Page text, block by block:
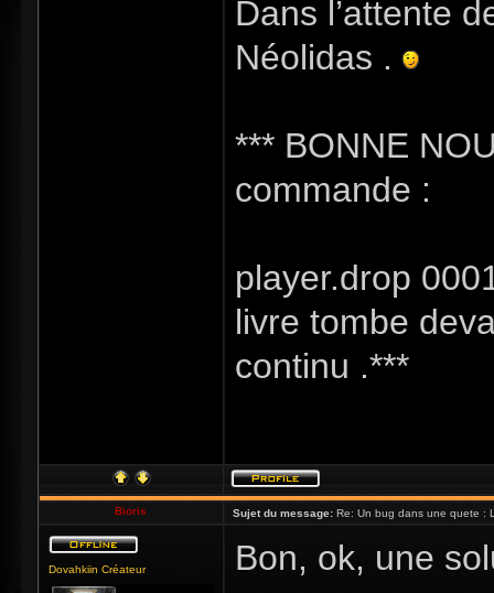
Dans l’attente
Néolidas .
*** BONNE
commande :
player.drop
livre tombe
continu .***
Bioris Sujet du message: Re: Un bug dans une quete :
Dovahkiin Créateur Bon, ok, une